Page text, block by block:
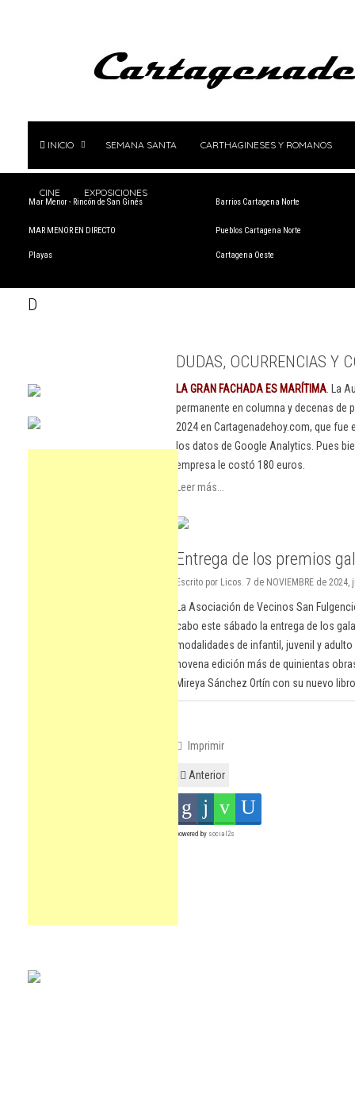
INICIO SEMANA SANTA CARTHAGINESES Y ROMANOS
CINE EXPOSICIONES
Mar Menor - Rincón de San Ginés
MAR MENOR EN DIRECTO
Playas
Barrios Cartagena Norte
Pueblos Cartagena Norte
Cartagena Oeste
D
DUDAS, OCURRENCIAS Y
LA GRAN FACHADA ES MARÍTIMA . La
permanente en columna y decenas
2024 en Cartagenadehoy.com, que
los datos de Google Analytics. Pues
empresa le costó 180 euros.
Leer más...
Entrega de los premios
Escrito por Licos. 7 de NOVIEMBRE de 2024,
La Asociación de Vecinos San
cabo este sábado la entrega de los
modalidades de infantil, juvenil y
novena edición más de quinientas
Mireya Sánchez Ortín con su nuevo
Imprimir
Anterior
powered by social2s